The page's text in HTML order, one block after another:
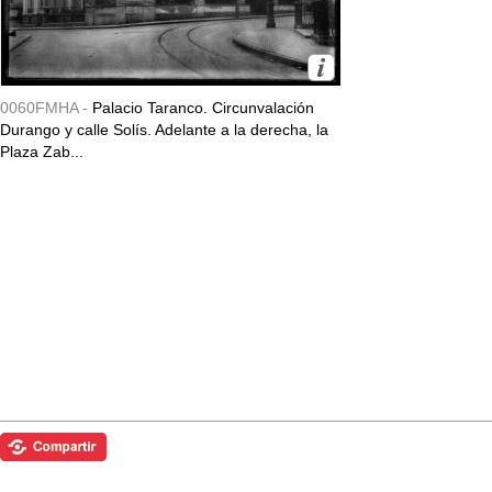
0060FMHA - Palacio Taranco. Circunvalación
Durango y calle Solís. Adelante a la derecha, la
Plaza Zab...